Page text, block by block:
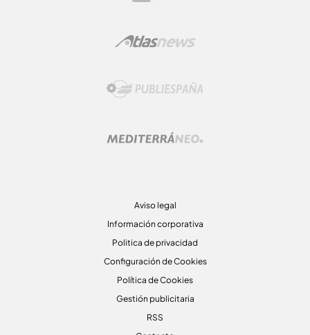
Aviso legal
Información corporativa
Politica de privacidad
Configuración de Cookies
Política de Cookies
Gestión publicitaria
RSS